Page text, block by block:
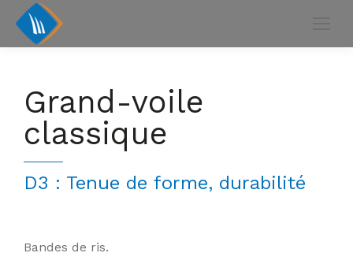
Grand-voile
classique
D3 : Tenue de forme, durabilité
Bandes de ris.